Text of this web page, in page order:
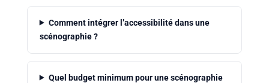
Comment intégrer l’accessibilité dans une
scénographie ?
Quel budget minimum pour une scénographie